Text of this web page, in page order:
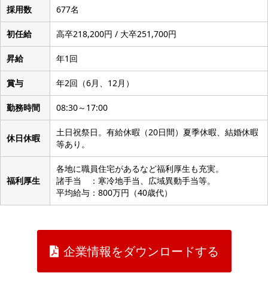
採用数 677名
初任給 高卒218,200円 / 大卒251,700円
昇給 年1回
賞与 年2回（6月、12月）
勤務時間 08:30～17:00
休日休暇
土日祝祭日。有給休暇（20日間）夏季休暇、結婚休暇
等あり。
福利厚生
各地に職員住宅があるなど福利厚生も充実。
諸手当 ：寒冷地手当、広域異動手当等。
平均給与：800万円（40歳代）
企業情報をダウンロードする